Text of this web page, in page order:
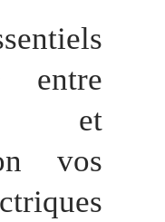
entre
et
vos